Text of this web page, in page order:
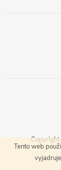
Tento web